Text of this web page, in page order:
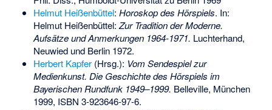
Helmut Heißenbüttel: Horoskop des Hörspiels. In:
Helmut Heißenbüttel: Zur Tradition der Moderne.
Aufsätze und Anmerkungen 1964-1971. Luchterhand,
Neuwied und Berlin 1972.
Herbert Kapfer(Hrsg.): Vom Sendespiel zur
Medienkunst. Die Geschichte des Hörspiels im
Bayerischen Rundfunk 1949–1999. Belleville, München
1999, ISBN 3-923646-97-6.